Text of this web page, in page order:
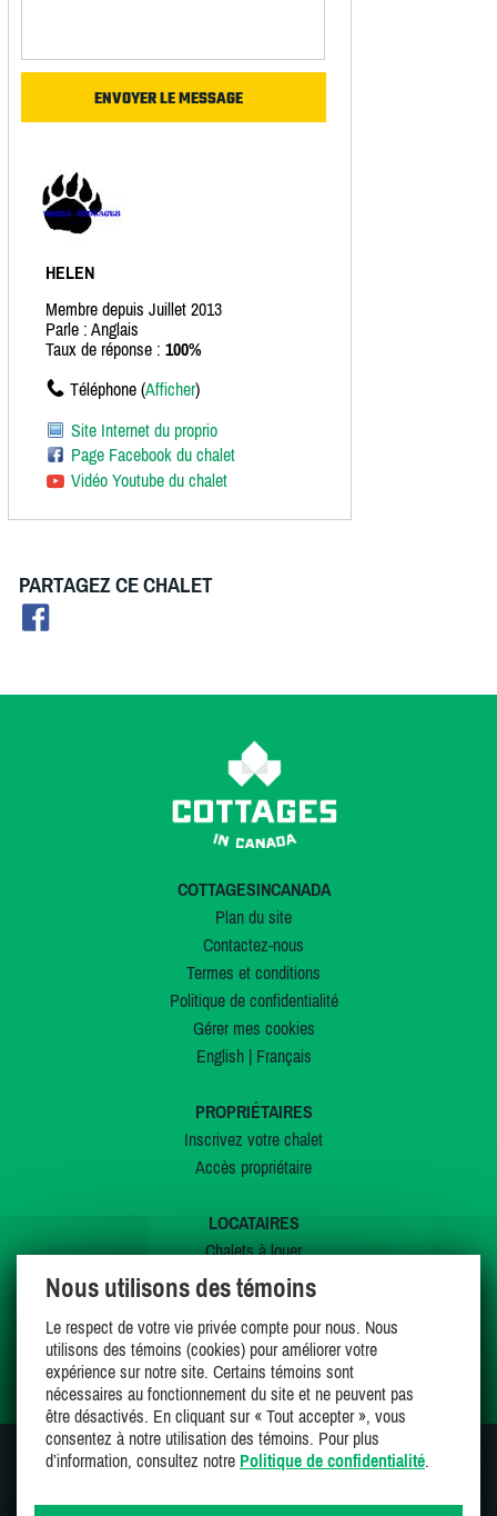
HELEN
Membre depuis Juillet 2013
Parle : Anglais
Taux de réponse : 100%
Téléphone (Afficher)
Site Internet du proprio
Page Facebook du chalet
Vidéo Youtube du chalet
PARTAGEZ CE CHALET
COTTAGESINCANADA
Plan du site
Contactez-nous
Termes et conditions
Politique de confidentialité
Gérer mes cookies
English| Français
PROPRIÉTAIRES
Inscrivez votre chalet
Accès propriétaire
LOCATAIRES
Chalets à louer
Chalets à vendre
Offres spéciales
Mes favoris
SUIVEZ-NOUS SUR
Nous utilisons des témoins
Le respect de votre vie privée compte pour nous. Nous
utilisons des témoins (cookies) pour améliorer votre
expérience sur notre site. Certains témoins sont
nécessaires au fonctionnement du site et ne peuvent pas
être désactivés. En cliquant sur « Tout accepter », vous
consentez à notre utilisation des témoins. Pour plus
d’information, consultez notre Politique de confidentialité.